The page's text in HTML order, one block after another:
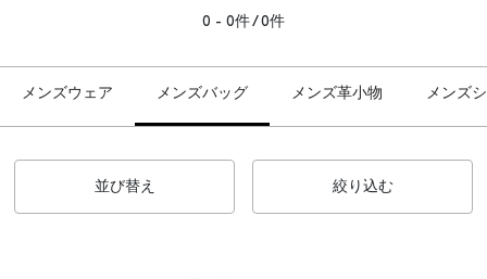
0 - 0件 / 0件
メンズウェア メンズバッグ メンズ革小物 メンズ
並び替え 絞り込む